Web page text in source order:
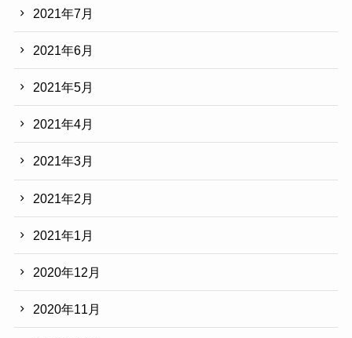
2021年7月
2021年6月
2021年5月
2021年4月
2021年3月
2021年2月
2021年1月
2020年12月
2020年11月